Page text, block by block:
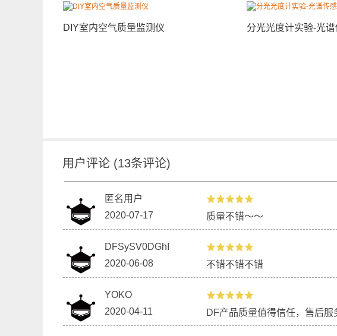
用语音合成、语音识别做一个随机提问
闹钟
用两个玩具电机做一
DIY室内空气质量监测仪 分光光度计实验-光
灵魂拷问装置 麦昆小车
用户评论 (13条评论)
匿名用户
2020-07-17
质量不错～～
DFSySV0DGhI
2020-06-08
不错不错不错
YOKO
2020-04-11
DF产品质量值得信任，售后服